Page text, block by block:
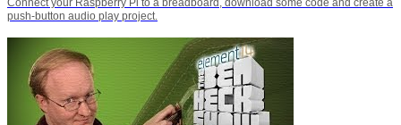
Connect your Raspberry Pi to a breadboard, download some code and create a
push-button audio play project.